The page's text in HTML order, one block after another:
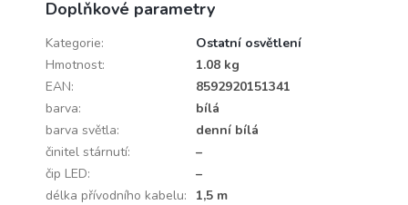
Doplňkové parametry
Kategorie:
Ostatní osvětlení
Hmotnost:
1.08 kg
EAN:
8592920151341
barva:
bílá
barva světla:
denní bílá
činitel stárnutí:
–
čip LED:
–
délka přívodního kabelu:
1,5 m